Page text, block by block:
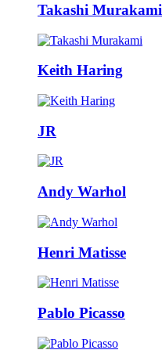
Takashi Murakami
Keith Haring
JR
Andy Warhol
Henri Matisse
Pablo Picasso